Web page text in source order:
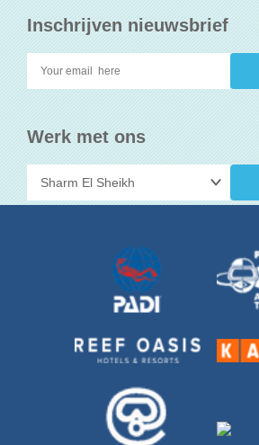
Inschrijven nieuwsbrief
Werk met ons